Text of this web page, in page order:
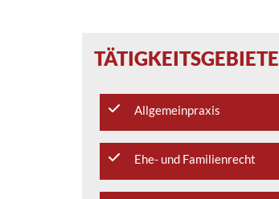
TÄTIGKEITSGEBIETE
Allgemeinpraxis
Ehe- und Familienrecht